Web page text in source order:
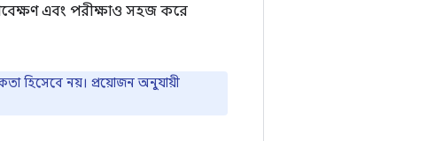
এবং পরীক্ষাও সহজ করে
হিসেবে নয়। প্রয়োজন অনুযায়ী